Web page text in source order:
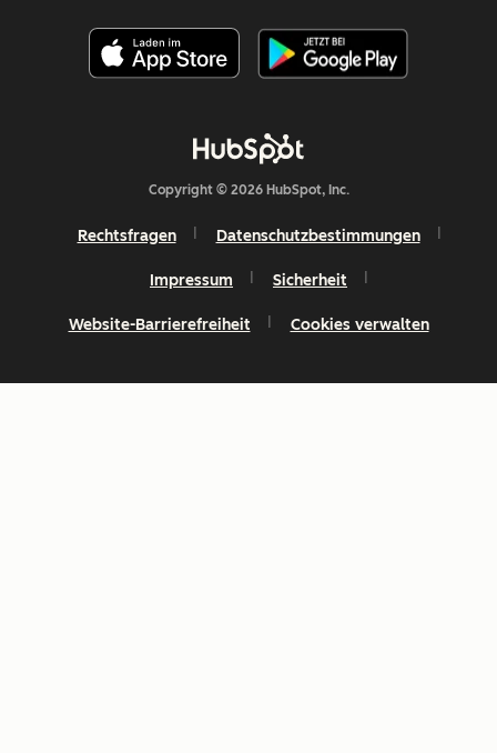
Copyright © 2026 HubSpot, Inc.
Rechtsfragen Datenschutzbestimmungen
Impressum Sicherheit
Website-Barrierefreiheit Cookies verwalten